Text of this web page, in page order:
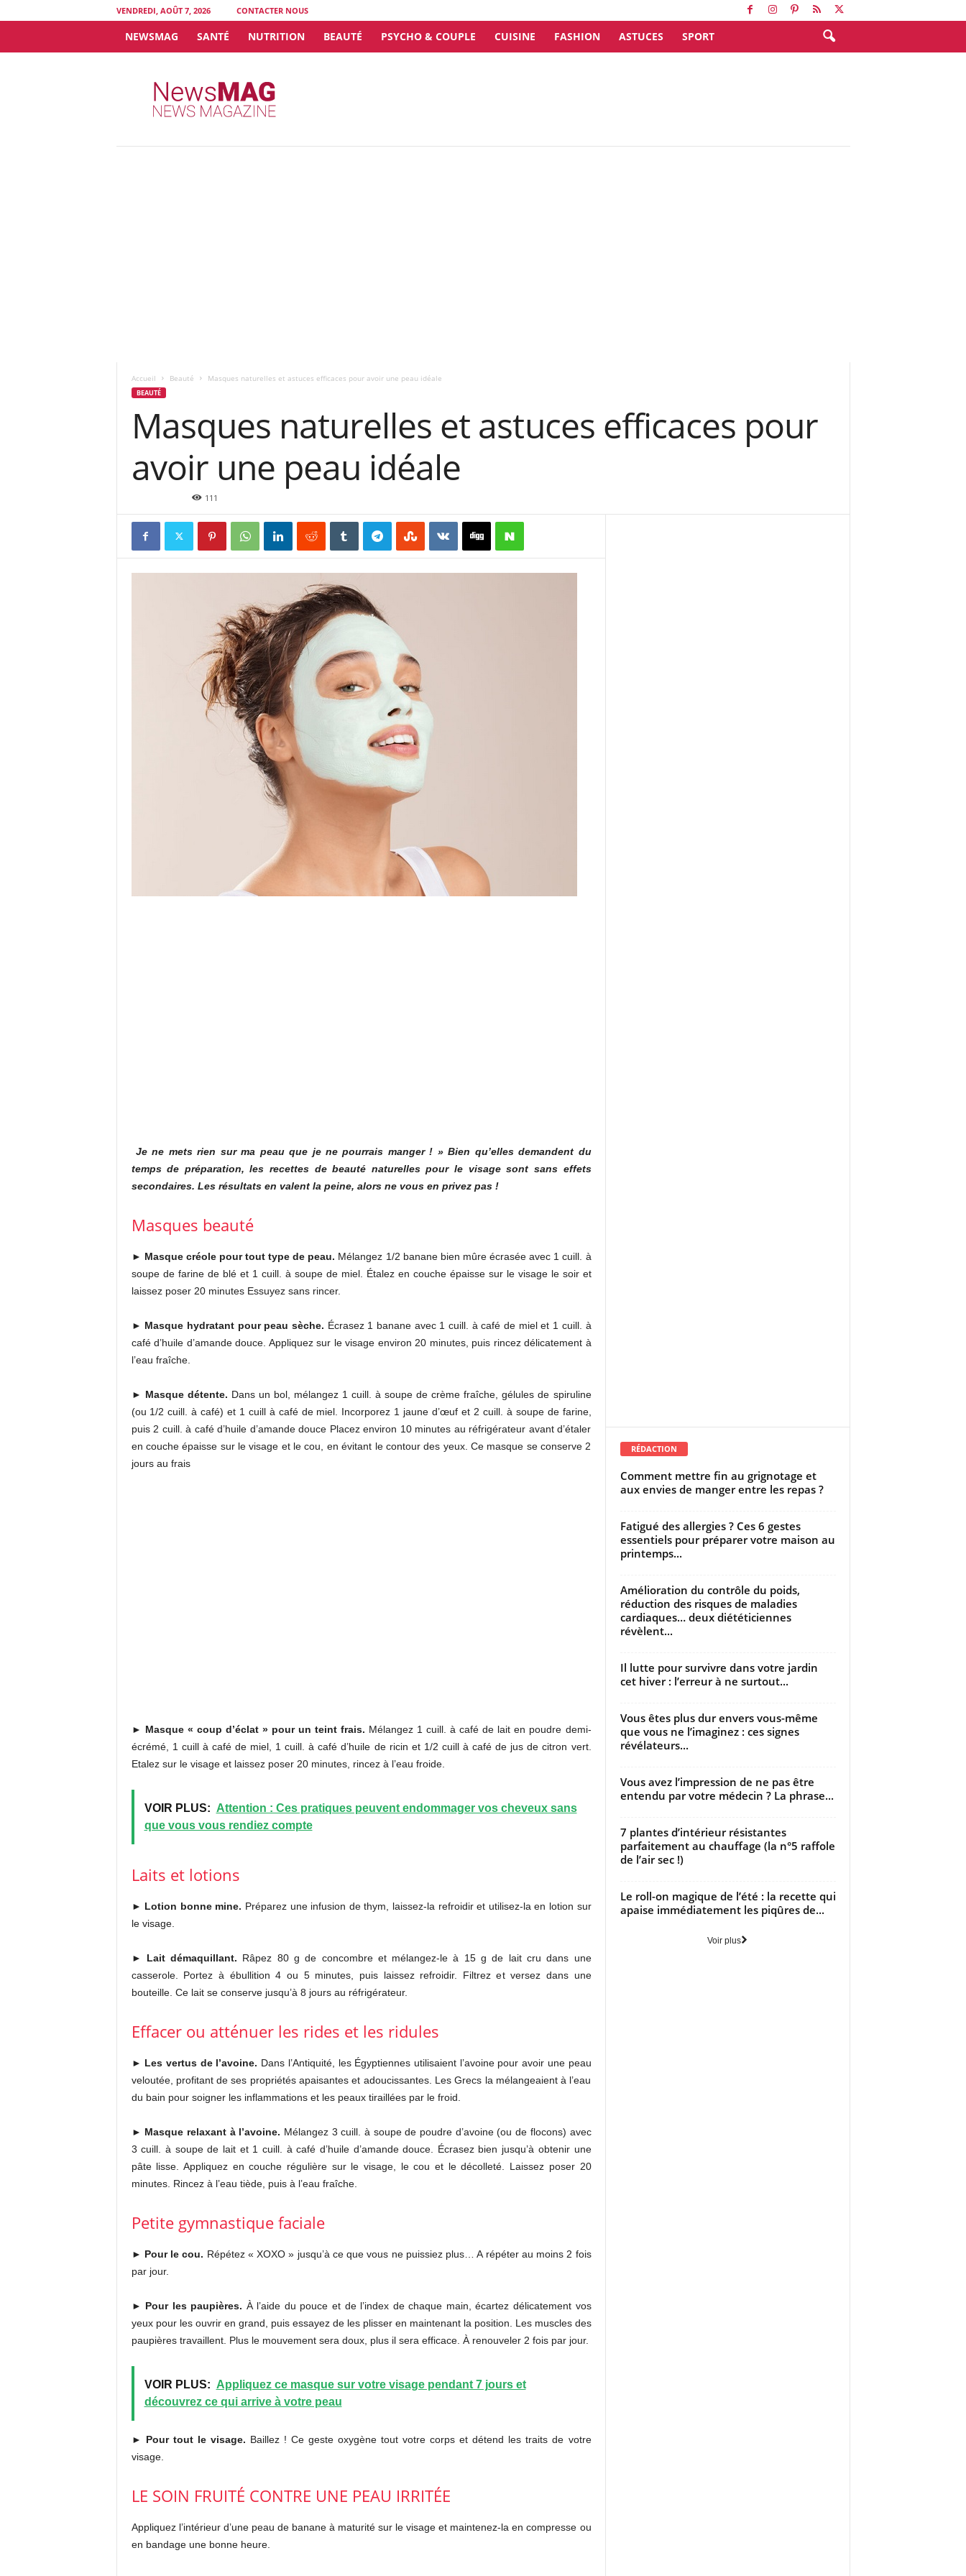
VENDREDI, AOÛT 7, 2026 CONTACTER NOUS
NEWSMAG SANTÉ NUTRITION BEAUTÉ PSYCHO & COUPLE CUISINE FASHION ASTUCES SPORT
Accueil Beauté Masques naturelles et astuces efficaces pour avoir une peau idéale
BEAUTÉ
Masques naturelles et astuces efficaces pour
avoir une peau idéale
111
Je ne mets rien sur ma peau que je ne pourrais manger ! » Bien qu’elles demandent du
temps de préparation, les recettes de beauté naturelles pour le visage sont sans effets
secondaires. Les résultats en valent la peine, alors ne vous en privez pas !
Masques beauté
► Masque créole pour tout type de peau. Mélangez 1/2 banane bien mûre écrasée avec 1 cuill. à
soupe de farine de blé et 1 cuill. à soupe de miel. Étalez en couche épaisse sur le visage le soir et
laissez poser 20 minutes Essuyez sans rincer.
► Masque hydratant pour peau sèche. Écrasez 1 banane avec 1 cuill. à café de miel et 1 cuill. à
café d’huile d’amande douce. Appliquez sur le visage environ 20 minutes, puis rincez délicatement à
l’eau fraîche.
► Masque détente. Dans un bol, mélangez 1 cuill. à soupe de crème fraîche, gélules de spiruline
(ou 1/2 cuill. à café) et 1 cuill à café de miel. Incorporez 1 jaune d’œuf et 2 cuill. à soupe de farine,
puis 2 cuill. à café d’huile d’amande douce Placez environ 10 minutes au réfrigérateur avant d’étaler
en couche épaisse sur le visage et le cou, en évitant le contour des yeux. Ce masque se conserve 2
jours au frais
► Masque « coup d’éclat » pour un teint frais. Mélangez 1 cuill. à café de lait en poudre demi-
écrémé, 1 cuill à café de miel, 1 cuill. à café d’huile de ricin et 1/2 cuill à café de jus de citron vert.
Etalez sur le visage et laissez poser 20 minutes, rincez à l’eau froide.
VOIR PLUS: Attention : Ces pratiques peuvent endommager vos cheveux sans
que vous vous rendiez compte
Laits et lotions
► Lotion bonne mine. Préparez une infusion de thym, laissez-la refroidir et utilisez-la en lotion sur
le visage.
► Lait démaquillant. Râpez 80 g de concombre et mélangez-le à 15 g de lait cru dans une
casserole. Portez à ébullition 4 ou 5 minutes, puis laissez refroidir. Filtrez et versez dans une
bouteille. Ce lait se conserve jusqu’à 8 jours au réfrigérateur.
Effacer ou atténuer les rides et les ridules
► Les vertus de l’avoine. Dans l’Antiquité, les Égyptiennes utilisaient l’avoine pour avoir une peau
veloutée, profitant de ses propriétés apaisantes et adoucissantes. Les Grecs la mélangeaient à l’eau
du bain pour soigner les inflammations et les peaux tiraillées par le froid.
► Masque relaxant à l’avoine. Mélangez 3 cuill. à soupe de poudre d’avoine (ou de flocons) avec
3 cuill. à soupe de lait et 1 cuill. à café d’huile d’amande douce. Écrasez bien jusqu’à obtenir une
pâte lisse. Appliquez en couche régulière sur le visage, le cou et le décolleté. Laissez poser 20
minutes. Rincez à l’eau tiède, puis à l’eau fraîche.
Petite gymnastique faciale
► Pour le cou. Répétez « XOXO » jusqu’à ce que vous ne puissiez plus… A répéter au moins 2 fois
par jour.
► Pour les paupières. À l’aide du pouce et de l’index de chaque main, écartez délicatement vos
yeux pour les ouvrir en grand, puis essayez de les plisser en maintenant la position. Les muscles des
paupières travaillent. Plus le mouvement sera doux, plus il sera efficace. À renouveler 2 fois par jour.
VOIR PLUS: Appliquez ce masque sur votre visage pendant 7 jours et
découvrez ce qui arrive à votre peau
► Pour tout le visage. Baillez ! Ce geste oxygène tout votre corps et détend les traits de votre
visage.
LE SOIN FRUITÉ CONTRE UNE PEAU IRRITÉE
Appliquez l’intérieur d’une peau de banane à maturité sur le visage et maintenez-la en compresse ou
en bandage une bonne heure.
RÉDACTION
Comment mettre fin au grignotage et
aux envies de manger entre les repas ?
Fatigué des allergies ? Ces 6 gestes
essentiels pour préparer votre maison au
printemps...
Amélioration du contrôle du poids,
réduction des risques de maladies
cardiaques… deux diététiciennes
révèlent...
Il lutte pour survivre dans votre jardin
cet hiver : l’erreur à ne surtout...
Vous êtes plus dur envers vous-même
que vous ne l’imaginez : ces signes
révélateurs...
Vous avez l’impression de ne pas être
entendu par votre médecin ? La phrase...
7 plantes d’intérieur résistantes
parfaitement au chauffage (la n°5 raffole
de l’air sec !)
Le roll-on magique de l’été : la recette qui
apaise immédiatement les piqûres de...
Voir plus